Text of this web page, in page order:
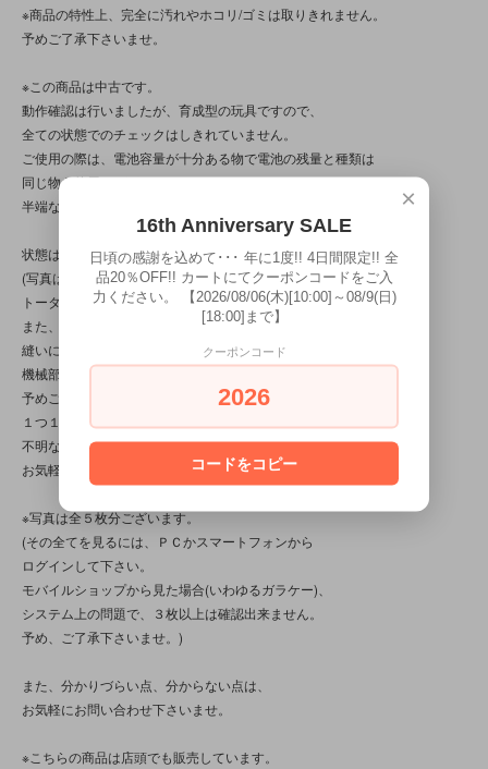
※商品の特性上、完全に汚れやホコリ/ゴミは取りきれません。
予めご了承下さいませ。
※この商品は中古です。
動作確認は行いましたが、育成型の玩具ですので、
全ての状態でのチェックはしきれていません。
ご使用の際は、電池容量が十分ある物で電池の残量と種類は
同じ物を使用して下さい。
半端な物ですと、動作に支障が出ます。
状態は写真を参照になさって下さい。
(写真は、光の当たり方によって見え方が変わる為、
トータル的に判断頂けると幸いです。
また、商品の特性/性質上、上記の問題以前に、
縫いにムラや甘さ等の“曖昧”差や
機械部の動作や音等の“状態”差が見られる商品です。
予めご了承下さいませ。
１つ１つの状態は、写真でご確認下さいませ。
不明な点、分かり辛い点がございましたら、
お気軽にお尋ね下さい。)
※写真は全５枚分ございます。
(その全てを見るには、ＰＣかスマートフォンから
ログインして下さい。
モバイルショップから見た場合(いわゆるガラケー)、
システム上の問題で、３枚以上は確認出来ません。
予め、ご了承下さいませ。)
また、分かりづらい点、分からない点は、
お気軽にお問い合わせ下さいませ。
※こちらの商品は店頭でも販売しています。
×
16th Anniversary SALE
日頃の感謝を込めて･･･ 年に1度!! 4日間限定!! 全
品20％OFF!! カートにてクーポンコードをご入
力ください。 【2026/08/06(木)[10:00]～08/9(日)
[18:00]まで】
クーポンコード
2026
コードをコピー